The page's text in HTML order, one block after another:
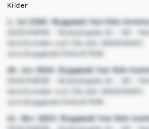
Kilder
1. Jul 2026: Byggesak hos Oslo
2025/09099 - Rostockgata 61 - 85 -
Vannkunsten syd (DL-sak 202020463)
/pro/byggesak/Oslo/67000
26. Jun 2026: Byggesak hos Oslo
2025/09099 - Rostockgata 61 - 85 -
Vannkunsten syd (DL-sak 202020463)
/pro/byggesak/Oslo/67000
21. Nov 2025: Byggesak hos Oslo